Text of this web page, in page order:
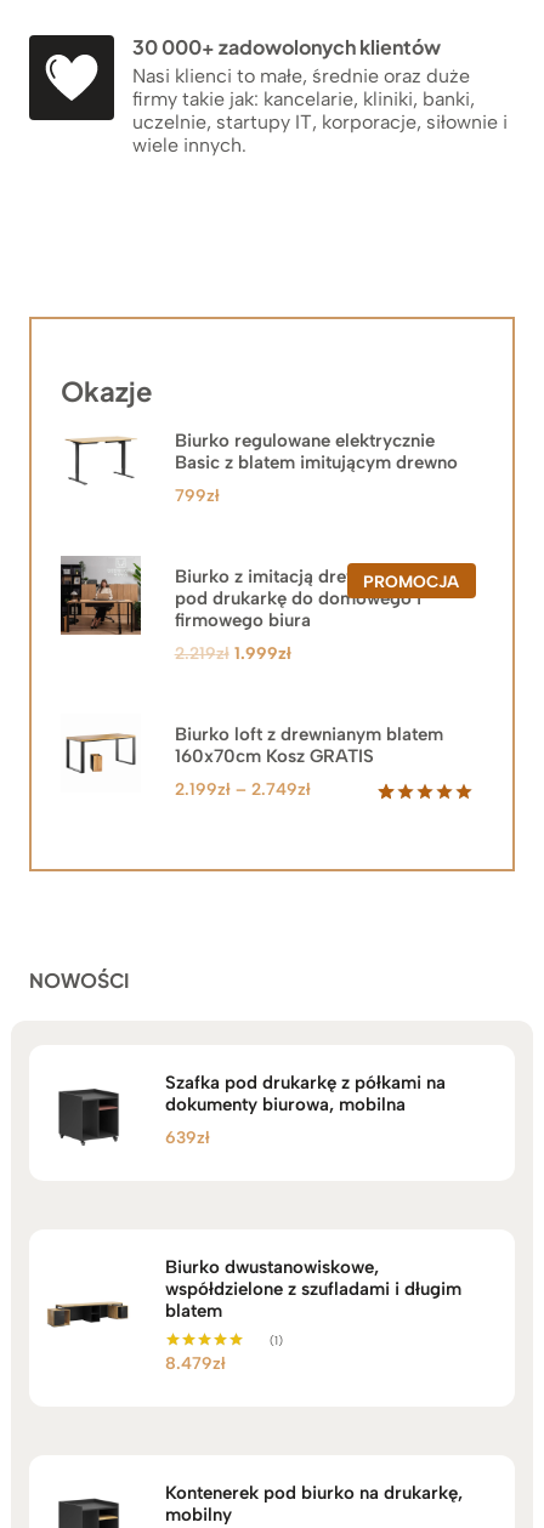
30 000+ zadowolonych klientów
Nasi klienci to małe, średnie oraz duże
firmy takie jak: kancelarie, kliniki, banki,
uczelnie, startupy IT, korporacje, siłownie i
wiele innych.
Okazje
Biurko regulowane elektrycznie
Basic z blatem imitującym drewno
799zł
PROMOCJAPRODUKT
W
Biurko z imitacją drewna z szafką
pod drukarkę do domowego i
firmowego biura
2.219zł Pierwotna
2.219zł.
1.999złAktualna
1.999zł.
Biurko loft z drewnianym blatem
160x70cm Kosz GRATIS
2.199zł – 2.749złZakres
2.199zł
NOWOŚCI
Szafka pod drukarkę z półkami na
dokumenty biurowa, mobilna
639zł
Biurko dwustanowiskowe,
współdzielone z szufladami i długim
blatem
Oceniono
(1)
8.479zł
Kontenerek pod biurko na drukarkę,
mobilny